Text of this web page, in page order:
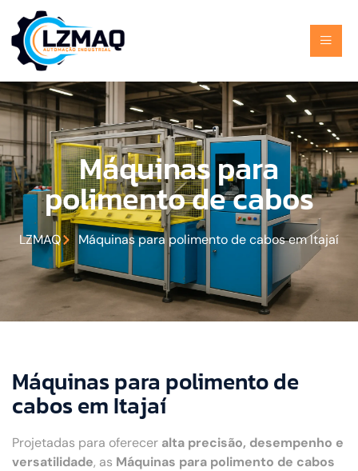
Máquinas para
polimento de cabos
LZMAQ Máquinas para polimento de cabos em Itajaí
Máquinas para polimento de
cabos em Itajaí
Projetadas para oferecer alta precisão, desempenho e
versatilidade, as Máquinas para polimento de cabos